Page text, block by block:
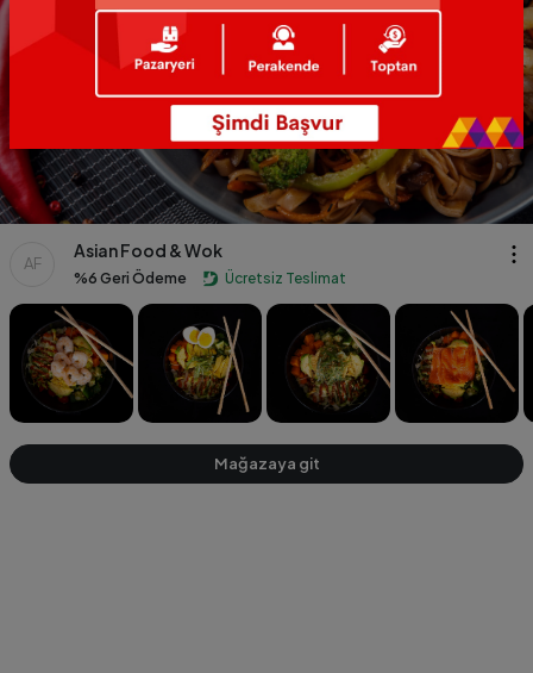
AF
Asian Food & Wok
%6 Geri Ödeme Ücretsiz Teslimat
Mağazaya git